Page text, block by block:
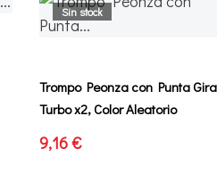
Trompo Peonza con Punta
Turbo x2, Color Aleatorio
9,16 €
Sin stock